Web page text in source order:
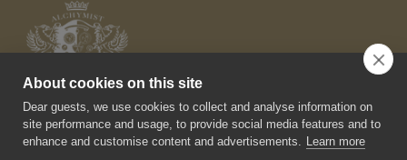
About cookies on this site
Dear guests, we use cookies to collect and analyse information on
site performance and usage, to provide social media features and to
enhance and customise content and advertisements. Learn more